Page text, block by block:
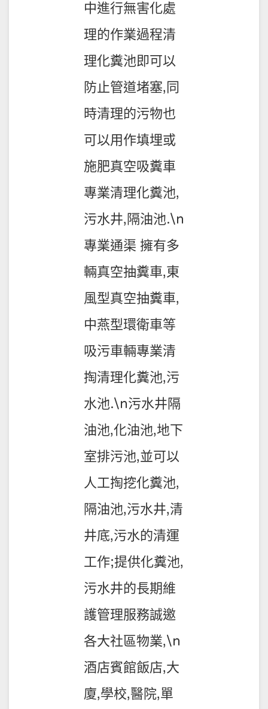
中進行無害化處
理的作業過程清
理化糞池即可以
防止管道堵塞,同
時清理的污物也
可以用作填埋或
施肥真空吸糞車
專業清理化糞池,
污水井,隔油池.\n
專業通渠 擁有多
輛真空抽糞車,東
風型真空抽糞車,
中燕型環衛車等
吸污車輛專業清
掏清理化糞池,污
水池.\n污水井隔
油池,化油池,地下
室排污池,並可以
人工掏挖化糞池,
隔油池,污水井,清
井底,污水的清運
工作;提供化糞池,
污水井的長期維
護管理服務誠邀
各大社區物業,\n
酒店賓館飯店,大
廈,學校,醫院,單